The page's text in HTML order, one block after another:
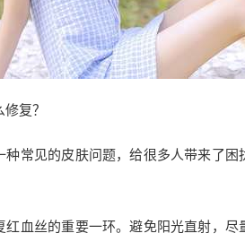
复？
种常见的皮肤问题，给很多人带来了
红血丝的重要一环。避免阳光直射，